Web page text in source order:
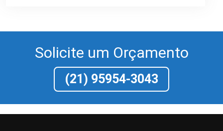
Solicite um Orçamento
(21) 95954-3043